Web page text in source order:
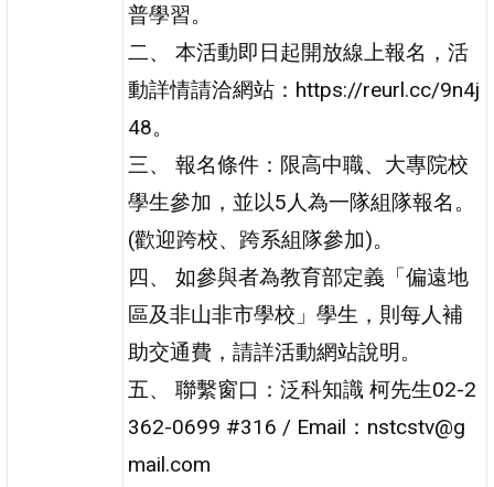
普學習。
二、 本活動即日起開放線上報名，活
動詳情請洽網站：https://reurl.cc/9n4j
48。
三、 報名條件：限高中職、大專院校
學生參加，並以5人為一隊組隊報名。
(歡迎跨校、跨系組隊參加)。
四、 如參與者為教育部定義「偏遠地
區及非山非市學校」學生，則每人補
助交通費，請詳活動網站說明。
五、 聯繫窗口：泛科知識 柯先生02-2
362-0699 #316 / Email：nstcstv@g
mail.com